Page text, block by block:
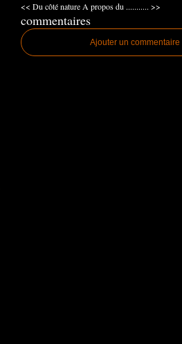
<< Du côté nature A propos du ........... >>
commentaires
Ajouter un commentaire